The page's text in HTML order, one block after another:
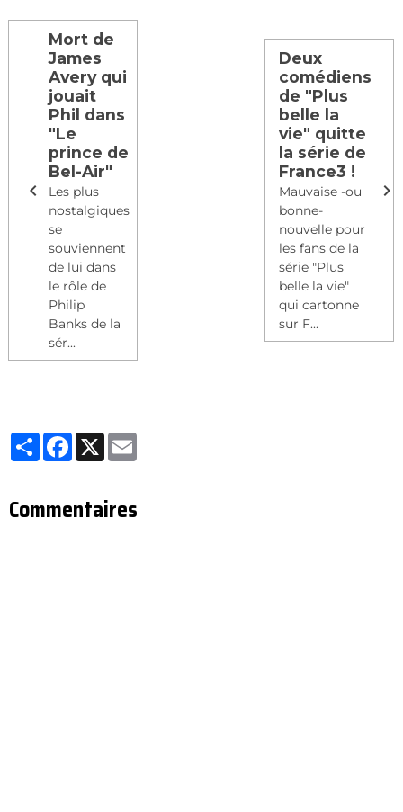
Mort de
James
Avery qui
jouait
Phil dans
"Le
prince de
Bel-Air"
Les plus
nostalgiques
se
souviennent
de lui dans
le rôle de
Philip
Banks de la
sér...
Deux
comédiens
de "Plus
belle la
vie" quitte
la série de
France3 !
Mauvaise -ou
bonne-
nouvelle pour
les fans de la
série "Plus
belle la vie"
qui cartonne
sur F...
Partager
Facebook
X
Commentaires